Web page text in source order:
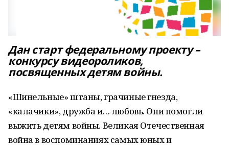
Дан старт федеральному проекту –
конкурсу видеороликов,
посвященных детям войны.
«Шинельные» штаны, грачиные гнезда,
«калачики», дружба и… любовь. Они помогли
выжить детям войны. Великая Отечественная
война в воспоминаниях самых юных и